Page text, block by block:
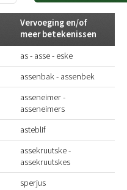
Vervoeging en/of
meer betekenissen
as - asse - eske
assenbak - assenbek
asseneimer -
asseneimers
asteblif
assekruutske -
assekruutskes
sperjus